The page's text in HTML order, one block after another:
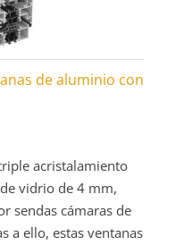
de aluminio con
acristalamiento
vidrio de 4 mm,
sendas cámaras de
a ello, estas ventanas